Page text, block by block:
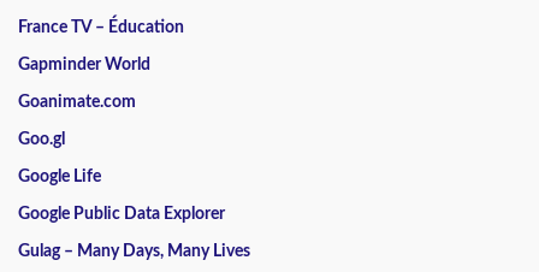
France TV – Éducation
Gapminder World
Goanimate.com
Goo.gl
Google Life
Google Public Data Explorer
Gulag – Many Days, Many Lives